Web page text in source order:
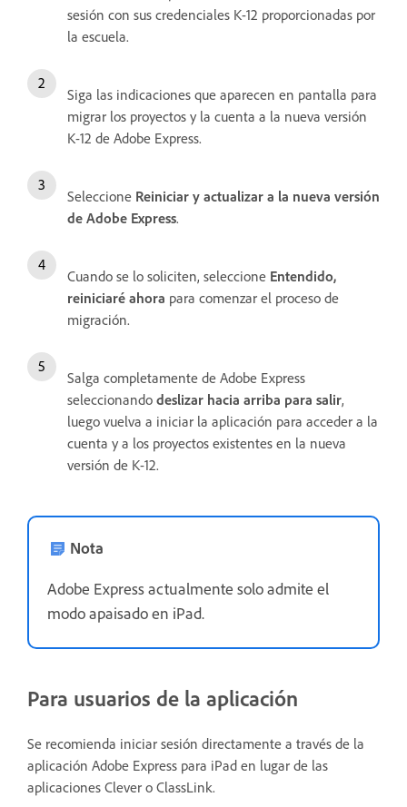
sesión con sus credenciales K-12 proporcionadas por
la escuela.
Siga las indicaciones que aparecen en pantalla para
migrar los proyectos y la cuenta a la nueva versión
K-12 de Adobe Express.
Seleccione Reiniciar y actualizar a la nueva versión
de Adobe Express.
Cuando se lo soliciten, seleccione Entendido,
reiniciaré ahora para comenzar el proceso de
migración.
Salga completamente de Adobe Express
seleccionando deslizar hacia arriba para salir,
luego vuelva a iniciar la aplicación para acceder a la
cuenta y a los proyectos existentes en la nueva
versión de K-12.
Nota
Adobe Express actualmente solo admite el
modo apaisado en iPad.
Para usuarios de la aplicación
Se recomienda iniciar sesión directamente a través de la
aplicación Adobe Express para iPad en lugar de las
aplicaciones Clever o ClassLink.